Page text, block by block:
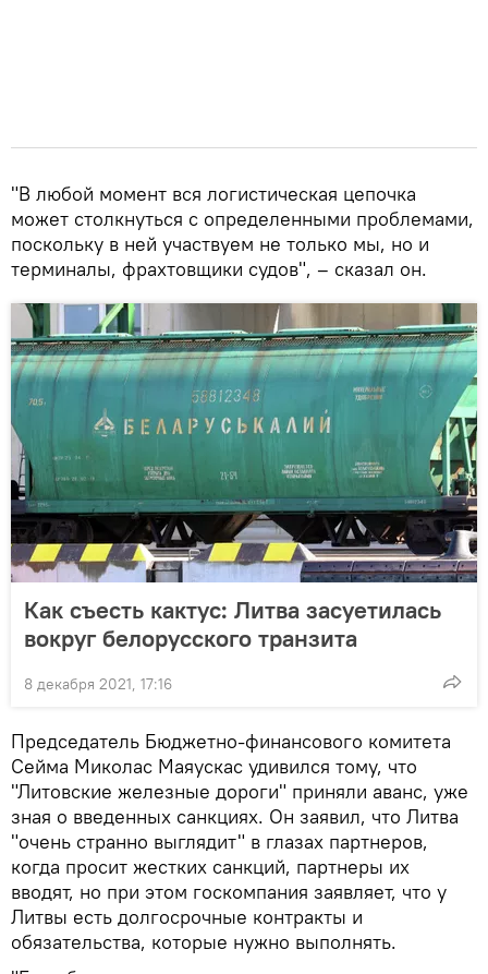
"В любой момент вся логистическая цепочка
может столкнуться с определенными проблемами,
поскольку в ней участвуем не только мы, но и
терминалы, фрахтовщики судов", – сказал он.
Как съесть кактус: Литва засуетилась
вокруг белорусского транзита
8 декабря 2021, 17:16
Председатель Бюджетно-финансового комитета
Сейма Миколас Маяускас удивился тому, что
"Литовские железные дороги" приняли аванс, уже
зная о введенных санкциях. Он заявил, что Литва
"очень странно выглядит" в глазах партнеров,
когда просит жестких санкций, партнеры их
вводят, но при этом госкомпания заявляет, что у
Литвы есть долгосрочные контракты и
обязательства, которые нужно выполнять.